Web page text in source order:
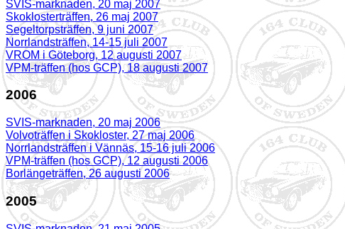
SVIS-marknaden, 20 maj 2007
Skoklosterträffen, 26 maj 2007
Segeltorpsträffen, 9 juni 2007
Norrlandsträffen, 14-15 juli 2007
VROM i Göteborg, 12 augusti 2007
VPM-träffen (hos GCP), 18 augusti 2007
2006
SVIS-marknaden, 20 maj 2006
Volvoträffen i Skokloster, 27 maj 2006
Norrlandsträffen i Vännäs, 15-16 juli 2006
VPM-träffen (hos GCP), 12 augusti 2006
Borlängeträffen, 26 augusti 2006
2005